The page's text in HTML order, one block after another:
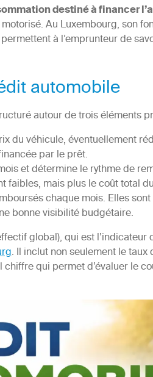
destiné à financer
Au Luxembourg, son
à l’emprunteur de
automobile
autour de trois éléments
du véhicule, éventuellement
par le prêt.
et détermine le rythme de
faibles, mais plus le coût total
chaque mois. Elles
bonne visibilité budgétaire.
global), qui est
. Il inclut non seulement le taux
qui permet d’évaluer le